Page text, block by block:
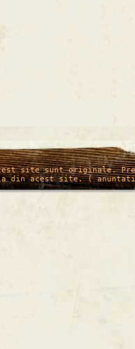
site sunt originale.
din acest site. (